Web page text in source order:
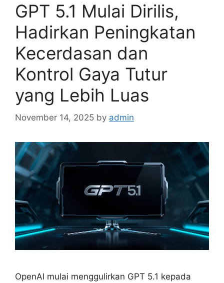
GPT 5.1 Mulai Dirilis,
Hadirkan Peningkatan
Kecerdasan dan
Kontrol Gaya Tutur
yang Lebih Luas
November 14, 2025 by admin
OpenAI mulai menggulirkan GPT 5.1 kepada